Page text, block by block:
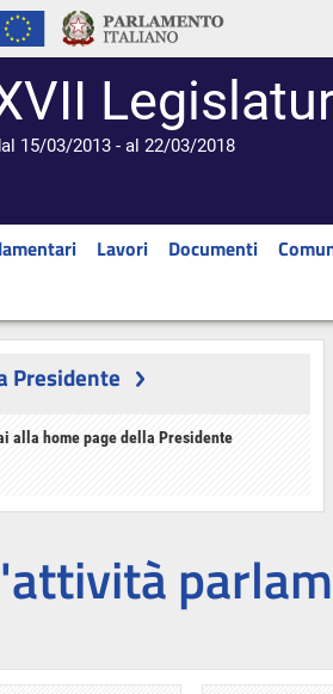
15/03/2013 - al 22/03/2018
Lavori Documenti
Presidente
alla home page della Presidente